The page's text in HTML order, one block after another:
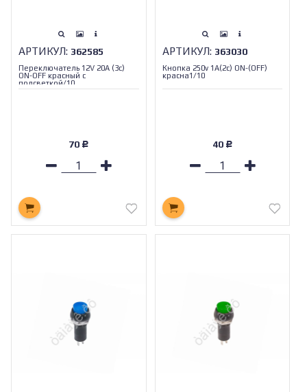
АРТИКУЛ: 362585
Переключатель 12V 20A (3c)
ON-OFF красный с
подсветкой/10
70 Р
АРТИКУЛ: 363030
Кнопка 250v 1A(2c) ON-(OFF)
красна1/10
40 Р